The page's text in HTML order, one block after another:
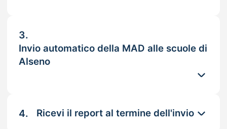
3.
Invio automatico della MAD alle scuole di
Alseno
4. Ricevi il report al termine dell'invio